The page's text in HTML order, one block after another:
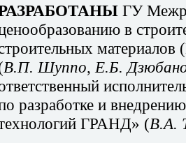
ГУ
в
В.П. Шуппо, Е.Б. Дзю
разработке и
ГРАНД» (В.А.